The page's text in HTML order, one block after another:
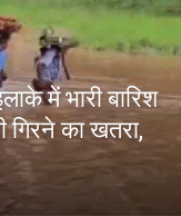
में भारी बारिश
का खतरा,